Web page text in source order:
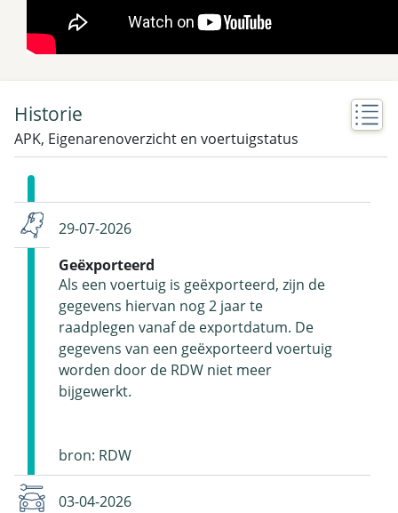
Historie
APK, Eigenarenoverzicht en voertuigstatus
29-07-2026
Geëxporteerd
Als een voertuig is geëxporteerd, zijn de
gegevens hiervan nog 2 jaar te
raadplegen vanaf de exportdatum. De
gegevens van een geëxporteerd voertuig
worden door de RDW niet meer
bijgewerkt.
bron: RDW
03-04-2026